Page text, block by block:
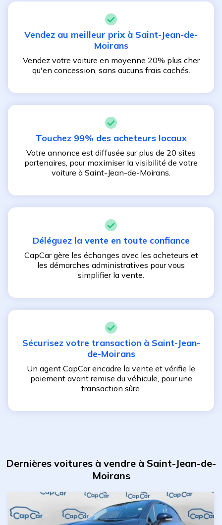
Vendez au meilleur prix à Saint-Jean-de-
Moirans
Vendez votre voiture en moyenne 20% plus cher
qu'en concession, sans aucuns frais cachés.
Touchez 99% des acheteurs locaux
Votre annonce est diffusée sur plus de 20 sites
partenaires, pour maximiser la visibilité de votre
voiture à Saint-Jean-de-Moirans.
Déléguez la vente en toute confiance
CapCar gère les échanges avec les acheteurs et
les démarches administratives pour vous
simplifier la vente.
Sécurisez votre transaction à Saint-Jean-
de-Moirans
Un agent CapCar encadre la vente et vérifie le
paiement avant remise du véhicule, pour une
transaction sûre.
Dernières voitures à vendre à Saint-Jean-de-
Moirans